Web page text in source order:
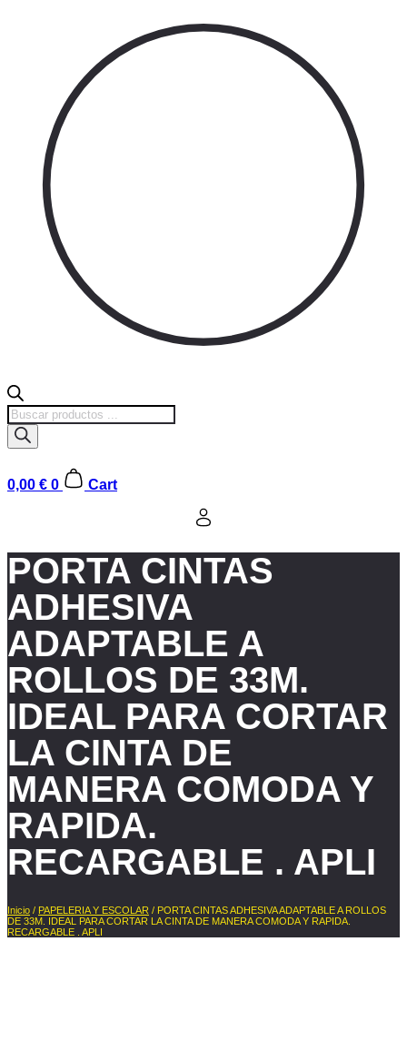
Búsqueda
de
productos
0,00 € 0 Cart
PORTA CINTAS
ADHESIVA
ADAPTABLE A
ROLLOS DE 33M.
IDEAL PARA CORTAR
LA CINTA DE
MANERA COMODA Y
RAPIDA.
RECARGABLE . APLI
Inicio / PAPELERIA Y ESCOLAR / PORTA CINTAS ADHESIVA ADAPTABLE A ROLLOS
DE 33M. IDEAL PARA CORTAR LA CINTA DE MANERA COMODA Y RAPIDA.
RECARGABLE . APLI